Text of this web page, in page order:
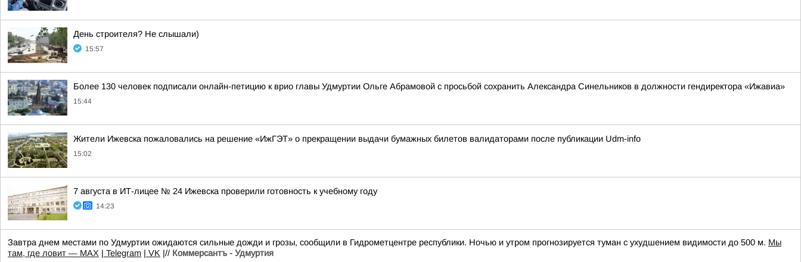
День строителя? Не слышали)
15:57
Более 130 человек подписали онлайн-петицию к врио главы Удмуртии Ольге Абрамовой с просьбой сохранить Александра Синельников в должности гендиректора «Ижавиа»
15:44
Жители Ижевска пожаловались на решение «ИжГЭТ» о прекращении выдачи бумажных билетов валидаторами после публикации Udm-info
15:02
7 августа в ИТ-лицее № 24 Ижевска проверили готовность к учебному году
14:23
Завтра днем местами по Удмуртии ожидаются сильные дожди и грозы, сообщили в Гидрометцентре республики. Ночью и утром прогнозируется туман с ухудшением видимости до 500 м. Мы
там, где ловит — MAX | Telegram | VK |// Коммерсантъ - Удмуртия